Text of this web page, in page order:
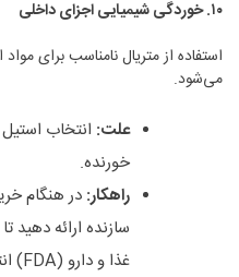
۱۰.خوردگی شیمیایی اجزای داخلی
استفاده از متریال نامناسب برای
می‌شود.
علت:
خورنده.
راهکار: در هنگام
سازنده ارائه دهید
غذا و دارو (FDA) انتخاب شود.